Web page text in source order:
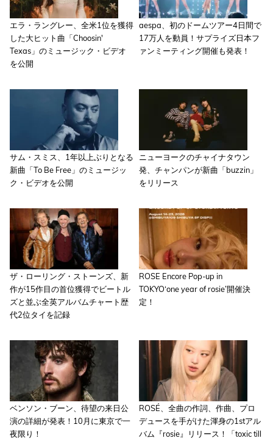
エラ・ラングレー、全米1位を獲得
した大ヒット曲「Choosin'
Texas」のミュージック・ビデオ
を公開
aespa、初のドームツアー4日間で
17万人を動員！サプライズ日本フ
ァンミーティング開催も発表！
サム・スミス、1年以上ぶりとなる
新曲「To Be Free」のミュージッ
ク・ビデオを公開
ニューヨークのチャイナタウン
発、チャンパンが新曲「buzzin」
をリリース
ザ・ローリング・ストーンズ、新
作が15作目の首位獲得でビートル
ズと並ぶ全英アルバムチャート歴
代2位タイを記録
ROSE Encore Pop-up in
TOKYO‘one year of rosie’開催決
定！
ベンソン・ブーン、待望の来日公
演の詳細が発表！10月に東京で一
夜限り！
ROSÉ、全曲の作詞、作曲、プロ
デュースを手がけた渾身の1stアル
バム『rosie』リリース！「toxic till